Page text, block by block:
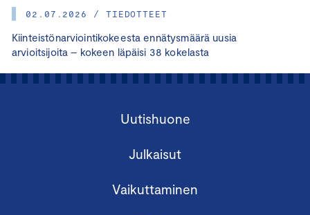
02.07.2026 / TIEDOTTEET
Kiinteistönarviointikokeesta ennätysmäärä uusia
arvioitsijoita – kokeen läpäisi 38 kokelasta
Uutishuone
Julkaisut
Vaikuttaminen